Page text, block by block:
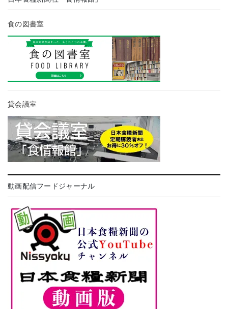
食の図書室
貸会議室
動画配信フードジャーナル